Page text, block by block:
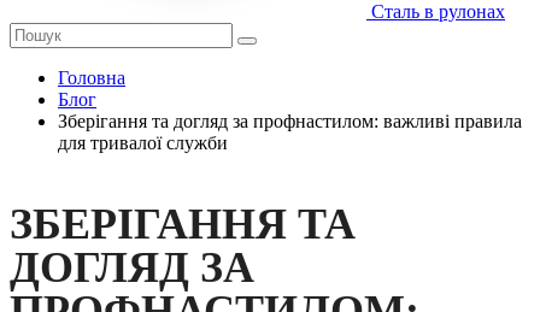
Сталь в рулонах
Головна
Блог
Зберігання та догляд за профнастилом: важливі правила
для тривалої служби
ЗБЕРІГАННЯ ТА
ДОГЛЯД ЗА